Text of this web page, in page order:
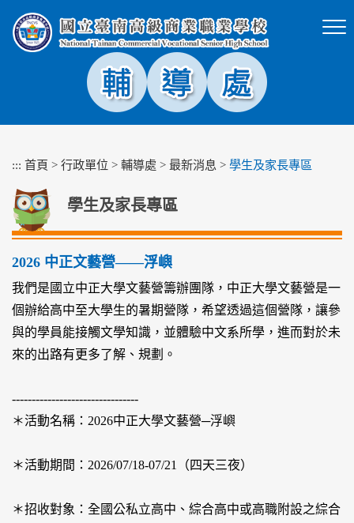
塊
::: 首頁 > 行政單位 > 輔導處 > 最新消息 > 學生及家長專區
學生及家長專區
2026 中正文藝營——浮嶼
我們是國立中正大學文藝營籌辦團隊，中正大學文藝營是一
個辦給高中至大學生的暑期營隊，希望透過這個營隊，讓參
與的學員能接觸文學知識，並體驗中文系所學，進而對於未
來的出路有更多了解、規劃。
--------------------------------
＊活動名稱：2026中正大學文藝營─浮嶼
＊活動期間：2026/07/18-07/21（四天三夜）
＊招收對象：全國公私立高中、綜合高中或高職附設之綜合